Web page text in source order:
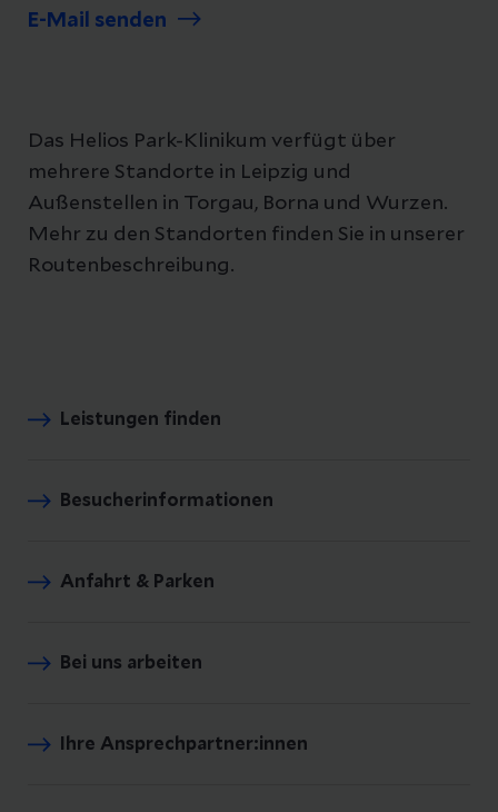
E-Mail senden
Das Helios Park-Klinikum verfügt über
mehrere Standorte in Leipzig und
Außenstellen in Torgau, Borna und Wurzen.
Mehr zu den Standorten finden Sie in unserer
Routenbeschreibung.
Leistungen finden
Besucherinformationen
Anfahrt & Parken
Bei uns arbeiten
Ihre Ansprechpartner:innen